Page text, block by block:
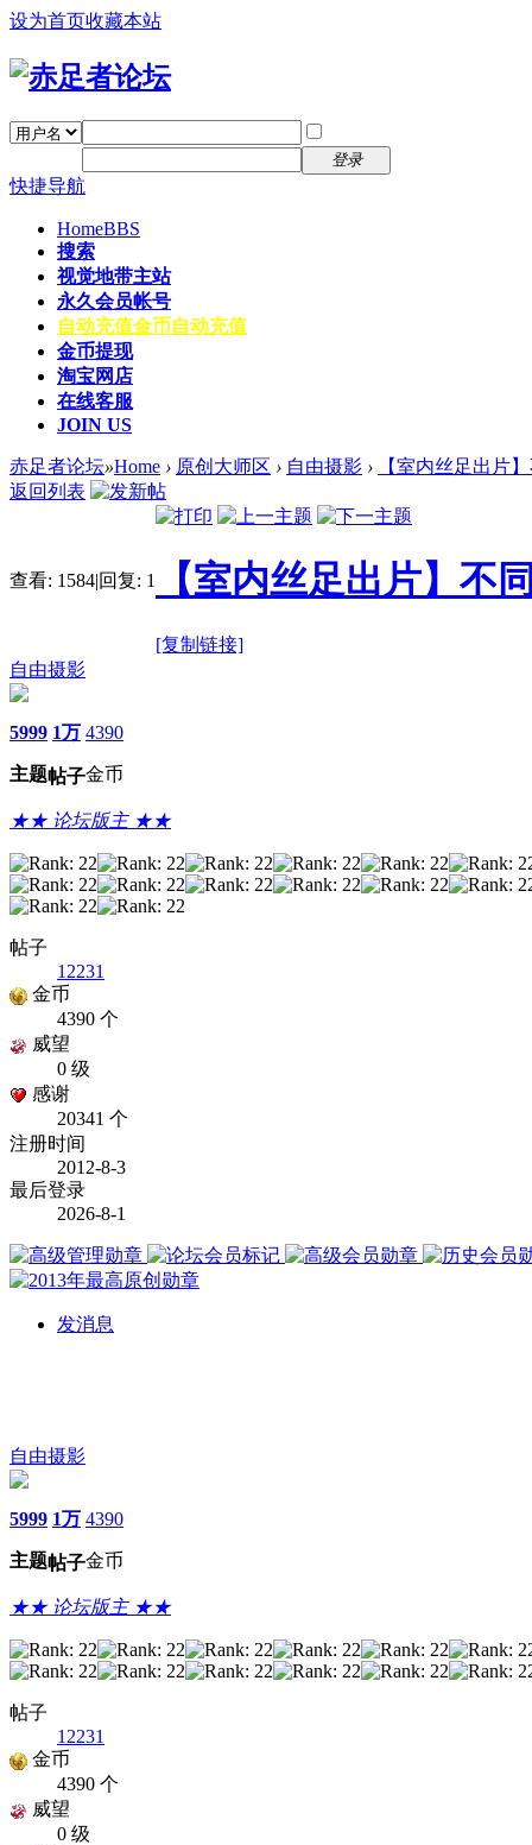
设为首页收藏本站
登录
快捷导航
HomeBBS
搜索
视觉地带主站
永久会员帐号
自动充值金币自动充值
金币提现
淘宝网店
在线客服
JOIN US
赤足者论坛»Home › 原创大师区 › 自由摄影 ›
【室内丝足出片
返回列表
查看: 1584|回复: 1 【室内丝足出片】不
[复制链接]
自由摄影
5999
主题
1万
帖子
4390
金币
★★ 论坛版主 ★★
帖子
12231
金币
4390 个
威望
0 级
感谢
20341 个
注册时间
2012-8-3
最后登录
2026-8-1
发消息
自由摄影
5999
主题
1万
帖子
4390
金币
★★ 论坛版主 ★★
帖子
12231
金币
4390 个
威望
0 级